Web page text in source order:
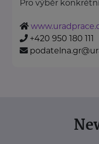
Pro výběr
+420 950 180 111